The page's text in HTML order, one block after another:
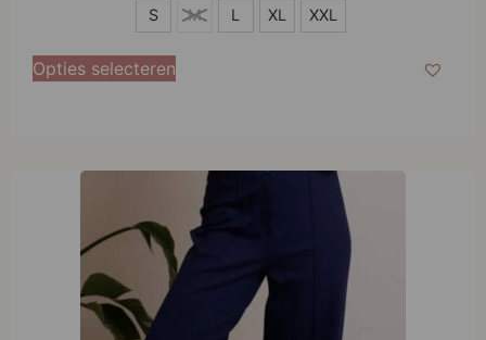
M
S M L XL XXL
Opties selecteren